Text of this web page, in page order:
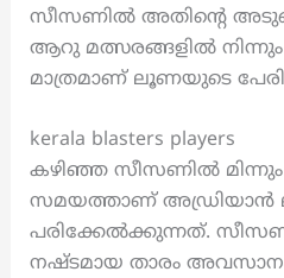
സീസണിൽ അതിന്റെ
ആറു മത്സരങ്ങളിൽ
മാത്രമാണ് ലൂണയുടെ
kerala blasters players
കഴിഞ്ഞ സീസണിൽ
സമയത്താണ്
പരിക്കേൽക്കുന്നത്.
നഷ്‌ടമായ താരം